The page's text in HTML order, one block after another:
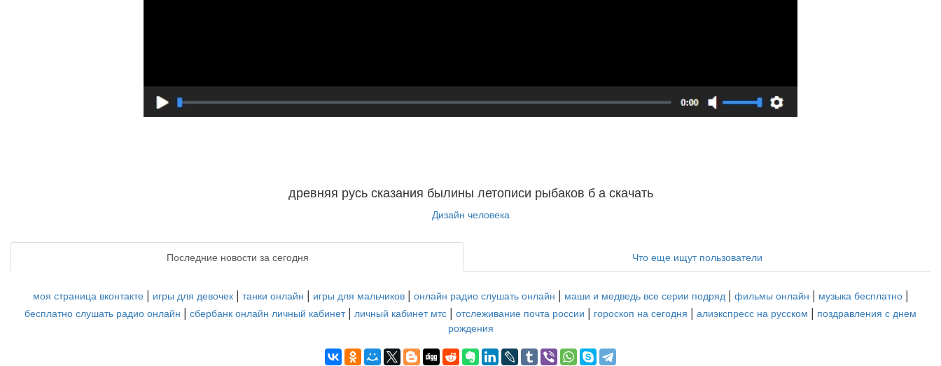
древняя русь сказания былины летописи рыбаков б а скачать
Дизайн человека
Последние новости за сегодня Что еще ищут пользователи
моя страница вконтакте | игры для девочек | танки онлайн | игры для мальчиков | онлайн радио слушать онлайн | маши и медведь все серии подряд | фильмы онлайн | музыка бесплатно |
бесплатно слушать радио онлайн | сбербанк онлайн личный кабинет | личный кабинет мтс | отслеживание почта россии | гороскоп на сегодня | алиэкспресс на русском | поздравления с днем
рождения